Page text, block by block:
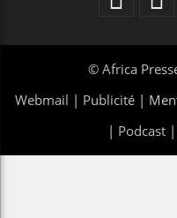
© Africa
Webmail | Publicité |
| Podcast|